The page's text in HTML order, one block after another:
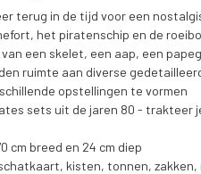
terug in de tijd voor een
het piratenschip en de
een skelet, een aap, een
ruimte aan diverse
opstellingen te vormen
sets uit de jaren 80 - trakteer
cm breed en 24 cm diep
kisten, tonnen,